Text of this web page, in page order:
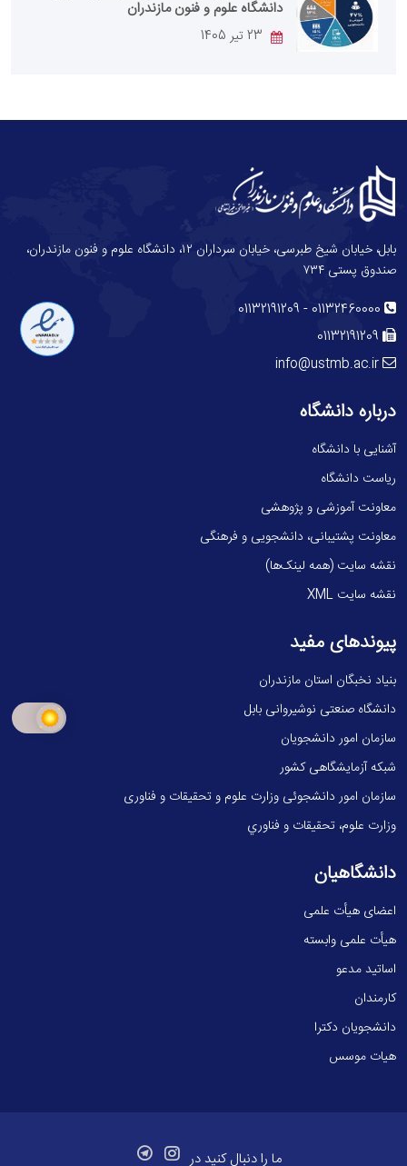
دانشگاه علوم و فنون مازندران
بابل، خیابان شیخ طبرسی، خیابان سرداران ۱۲، دانشگاه علوم و فنون مازندران،
صندوق پستی ۷۳۴
01132460000
-
01132191209
01132191209
info@ustmb.ac.ir
درباره دانشگاه
آشنایی با دانشگاه
ریاست دانشگاه
معاونت آموزشی و پژوهشی
معاونت پشتیبانی، دانشجویی و فرهنگی
نقشه سایت (همه لینک‌ها)
نقشه سایت XML
پیوندهای مفید
بنیاد نخبگان استان مازندران
دانشگاه صنعتی نوشیروانی بابل
سازمان امور دانشجویان
شبکه آزمایشگاهی کشور
سازمان امور دانشجوئی وزارت علوم و تحقیقات و فناوری
وزارت علوم، تحقيقات و فناوري
دانشگاهیان
اعضای هیأت علمی
هیأت علمی وابسته
اساتید مدعو
کارمندان
دانشجویان دکترا
هیات موسس
ما را دنبال کنید در